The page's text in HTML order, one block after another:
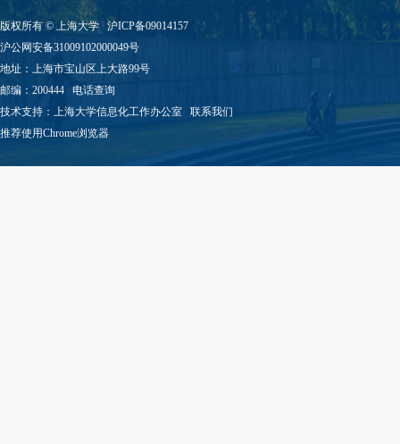
版权所有 ©上海大学
沪ICP备09014157
沪公网安备31009102000049号
地址：上海市宝山区上大路99号
邮编：200444 电话查询
技术支持： 上海大学信息化工作办公室 联系我们
推荐使用Chrome浏览器